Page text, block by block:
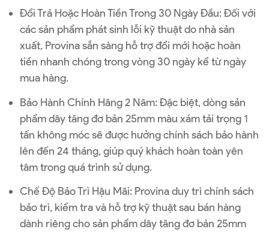
Đổi Trả Hoặc Hoàn Tiền Trong 30 Ngày Đầu: Đối với
các sản phẩm phát sinh lỗi kỹ thuật do nhà sản
xuất, Provina sẵn sàng hỗ trợ đổi mới hoặc hoàn
tiền nhanh chóng trong vòng 30 ngày kể từ ngày
mua hàng.
Bảo Hành Chính Hãng 2 Năm: Đặc biệt, dòng sản
phẩm dây tăng đơ bản 25mm màu xám tải trọng 1
tấn không móc sẽ được hưởng chính sách bảo hành
lên đến 24 tháng, giúp quý khách hoàn toàn yên
tâm trong quá trình sử dụng.
Chế Độ Bảo Trì Hậu Mãi: Provina duy trì chính sách
bảo trì, kiểm tra và hỗ trợ kỹ thuật sau bán hàng
dành riêng cho sản phẩm dây tăng đơ bản 25mm